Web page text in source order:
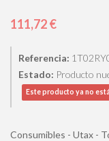
111,72 €
Referencia:
Estado: Producto
Este producto ya no
Consumibles - Utax -